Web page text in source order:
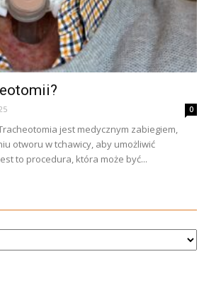
0
jest medycznym zabiegiem,
otworu w tchawicy, aby umożliwić
to procedura, która może być...